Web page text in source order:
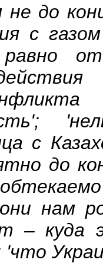
не до
с
с
до
нам
– куда